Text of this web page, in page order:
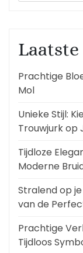
Prachtige
Mol
Unieke Stijl:
Trouwjurk op
Tijdloze
Moderne
Stralend op
van de
Prachtige
Tijdloos